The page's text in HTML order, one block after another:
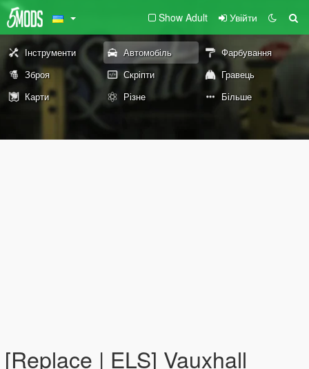
Show Adult Увійти
Інструменти Автомобіль
Фарбування
Зброя
Скріпти
Гравець
Карти
Різне Більше
[Replace | ELS] Vauxhall